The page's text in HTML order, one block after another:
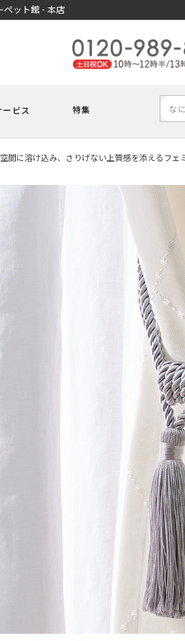
ペット館 - 本店
ービス 特集
空間に溶け込み、さりげない上質感を添えるフ